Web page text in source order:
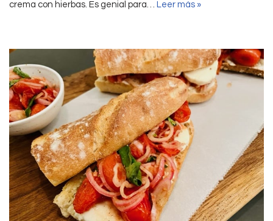
crema con hierbas. Es genial para… Leer más »